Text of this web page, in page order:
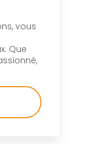
vous
Que